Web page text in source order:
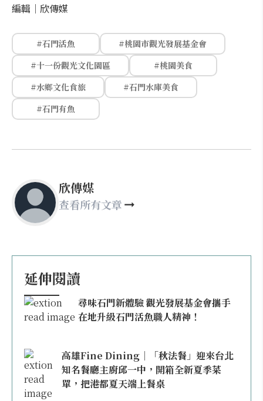
編輯｜ 欣傳媒
#石門活魚
#桃園市觀光發展基金會
#十一份觀光文化園區
#桃園美食
#水鄉文化食旅
#石門水庫美食
#石門有魚
欣傳媒
查看所有文章
延伸閱讀
尋味石門新體驗 觀光發展基金會攜手
在地升級石門活魚職人精神！
高雄Fine Dining｜「秋法餐」迎來台北
知名餐廳主廚邱一中，開箱全新夏季菜
單，把港都夏天端上餐桌